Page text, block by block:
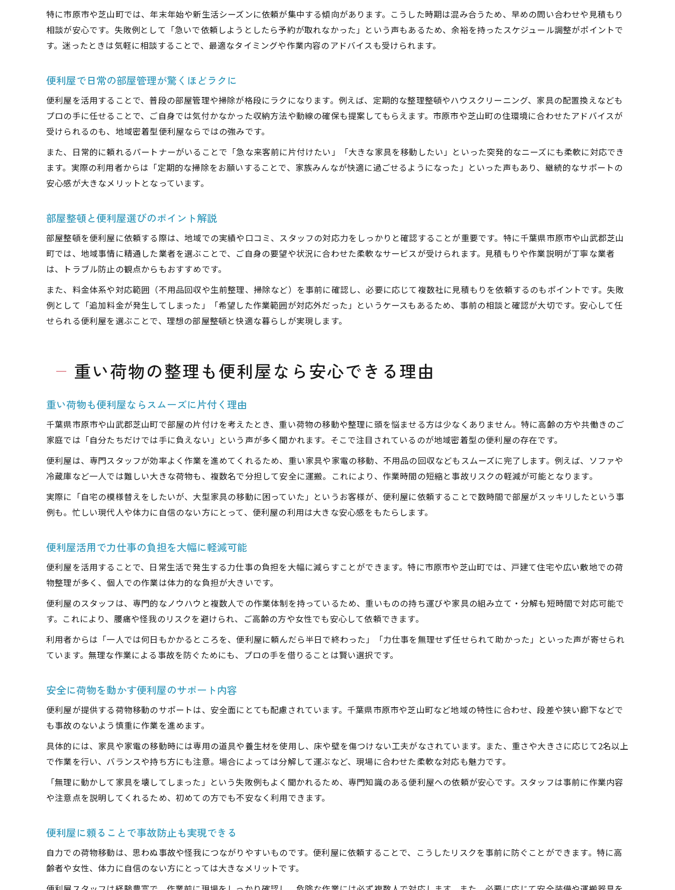
便利屋で女性利用者が安心できるポイント
女性スタッフならではの気配り対応が魅力
便利屋活用で女性の悩みも気軽に相談可能
生前整理も便利屋のプロサポートで安心
便利屋が生前整理をサポートするメリット
生前整理を便利屋に依頼するベストタイミング
便利屋の生前整理サービスが選ばれる理由
生前整理は便利屋と一緒に進めると安心
特に市原市や芝山町では、年末年始や新生活シーズンに依頼が集中する傾向があります。こうした時期は混み合うため、早めの問い合わせや見積もり
相談が安心です。失敗例として「急いで依頼しようとしたら予約が取れなかった」という声もあるため、余裕を持ったスケジュール調整がポイントで
す。迷ったときは気軽に相談することで、最適なタイミングや作業内容のアドバイスも受けられます。
便利屋で日常の部屋管理が驚くほどラクに
便利屋を活用することで、普段の部屋管理や掃除が格段にラクになります。例えば、定期的な整理整頓やハウスクリーニング、家具の配置換えなども
プロの手に任せることで、ご自身では気付かなかった収納方法や動線の確保も提案してもらえます。市原市や芝山町の住環境に合わせたアドバイスが
受けられるのも、地域密着型便利屋ならではの強みです。
また、日常的に頼れるパートナーがいることで「急な来客前に片付けたい」「大きな家具を移動したい」といった突発的なニーズにも柔軟に対応でき
ます。実際の利用者からは「定期的な掃除をお願いすることで、家族みんなが快適に過ごせるようになった」といった声もあり、継続的なサポートの
安心感が大きなメリットとなっています。
部屋整頓と便利屋選びのポイント解説
部屋整頓を便利屋に依頼する際は、地域での実績や口コミ、スタッフの対応力をしっかりと確認することが重要です。特に千葉県市原市や山武郡芝山
町では、地域事情に精通した業者を選ぶことで、ご自身の要望や状況に合わせた柔軟なサービスが受けられます。見積もりや作業説明が丁寧な業者
は、トラブル防止の観点からもおすすめです。
また、料金体系や対応範囲（不用品回収や生前整理、掃除など）を事前に確認し、必要に応じて複数社に見積もりを依頼するのもポイントです。失敗
例として「追加料金が発生してしまった」「希望した作業範囲が対応外だった」というケースもあるため、事前の相談と確認が大切です。安心して任
せられる便利屋を選ぶことで、理想の部屋整頓と快適な暮らしが実現します。
重い荷物の整理も便利屋なら安心できる理由
重い荷物も便利屋ならスムーズに片付く理由
千葉県市原市や山武郡芝山町で部屋の片付けを考えたとき、重い荷物の移動や整理に頭を悩ませる方は少なくありません。特に高齢の方や共働きのご
家庭では「自分たちだけでは手に負えない」という声が多く聞かれます。そこで注目されているのが地域密着型の便利屋の存在です。
便利屋は、専門スタッフが効率よく作業を進めてくれるため、重い家具や家電の移動、不用品の回収などもスムーズに完了します。例えば、ソファや
冷蔵庫など一人では難しい大きな荷物も、複数名で分担して安全に運搬。これにより、作業時間の短縮と事故リスクの軽減が可能となります。
実際に「自宅の模様替えをしたいが、大型家具の移動に困っていた」というお客様が、便利屋に依頼することで数時間で部屋がスッキリしたという事
例も。忙しい現代人や体力に自信のない方にとって、便利屋の利用は大きな安心感をもたらします。
便利屋活用で力仕事の負担を大幅に軽減可能
便利屋を活用することで、日常生活で発生する力仕事の負担を大幅に減らすことができます。特に市原市や芝山町では、戸建て住宅や広い敷地での荷
物整理が多く、個人での作業は体力的な負担が大きいです。
便利屋のスタッフは、専門的なノウハウと複数人での作業体制を持っているため、重いものの持ち運びや家具の組み立て・分解も短時間で対応可能で
す。これにより、腰痛や怪我のリスクを避けられ、ご高齢の方や女性でも安心して依頼できます。
利用者からは「一人では何日もかかるところを、便利屋に頼んだら半日で終わった」「力仕事を無理せず任せられて助かった」といった声が寄せられ
ています。無理な作業による事故を防ぐためにも、プロの手を借りることは賢い選択です。
安全に荷物を動かす便利屋のサポート内容
便利屋が提供する荷物移動のサポートは、安全面にとても配慮されています。千葉県市原市や芝山町など地域の特性に合わせ、段差や狭い廊下などで
も事故のないよう慎重に作業を進めます。
具体的には、家具や家電の移動時には専用の道具や養生材を使用し、床や壁を傷つけない工夫がなされています。また、重さや大きさに応じて2名以上
で作業を行い、バランスや持ち方にも注意。場合によっては分解して運ぶなど、現場に合わせた柔軟な対応も魅力です。
「無理に動かして家具を壊してしまった」という失敗例もよく聞かれるため、専門知識のある便利屋への依頼が安心です。スタッフは事前に作業内容
や注意点を説明してくれるため、初めての方でも不安なく利用できます。
便利屋に頼ることで事故防止も実現できる
自力での荷物移動は、思わぬ事故や怪我につながりやすいものです。便利屋に依頼することで、こうしたリスクを事前に防ぐことができます。特に高
齢者や女性、体力に自信のない方にとっては大きなメリットです。